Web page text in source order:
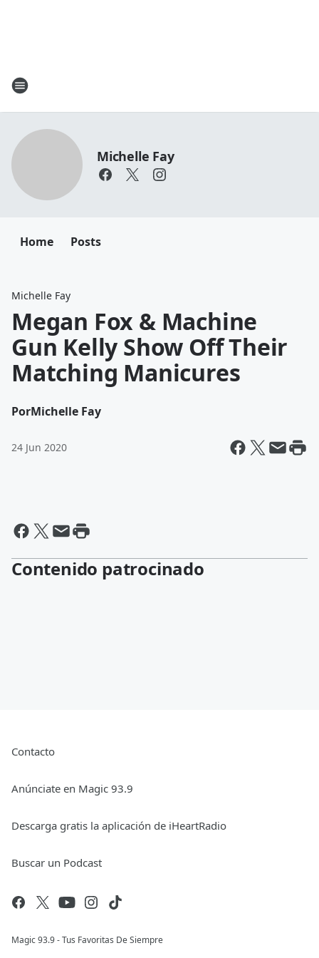
Michelle Fay
Home Posts
Michelle Fay
Megan Fox & Machine
Gun Kelly Show Off Their
Matching Manicures
PorMichelle Fay
24 Jun 2020
Contenido patrocinado
Contacto
Anúnciate en Magic 93.9
Descarga gratis la aplicación de iHeartRadio
Buscar un Podcast
Magic 93.9 - Tus Favoritas De Siempre